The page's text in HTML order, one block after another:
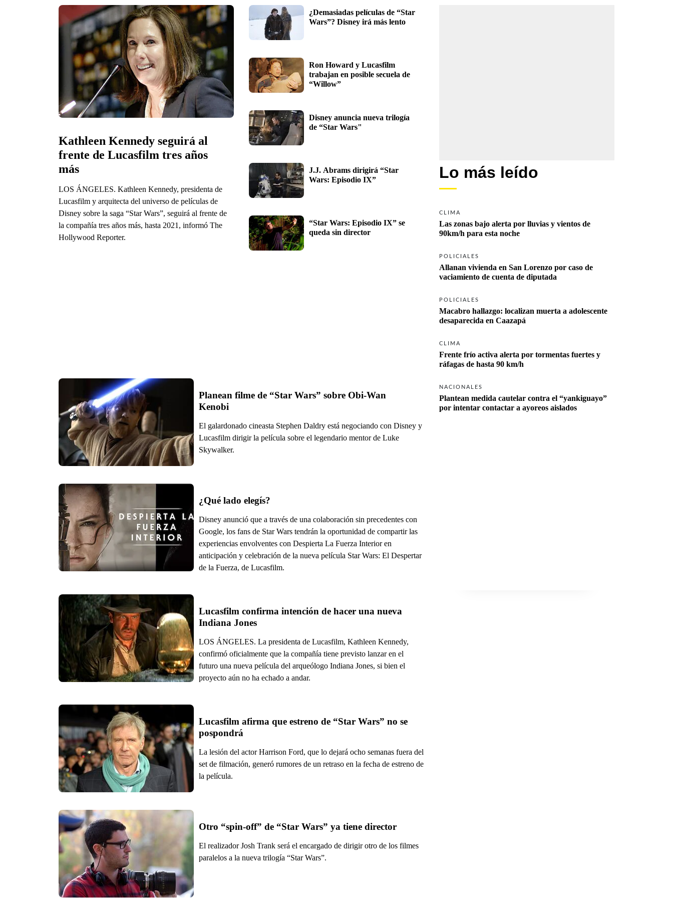
Kathleen Kennedy seguirá al
frente de Lucasfilm tres años
más
LOS ÁNGELES. Kathleen Kennedy, presidenta de
Lucasfilm y arquitecta del universo de películas de
Disney sobre la saga “Star Wars”, seguirá al frente de
la compañía tres años más, hasta 2021, informó The
Hollywood Reporter.
¿Demasiadas películas de “Star
Wars”? Disney irá más lento
Ron Howard y Lucasfilm
trabajan en posible secuela de
“Willow”
Disney anuncia nueva trilogía
de “Star Wars"
J.J. Abrams dirigirá “Star
Wars: Episodio IX”
“Star Wars: Episodio IX” se
queda sin director
Planean filme de “Star Wars” sobre Obi-Wan
Kenobi
El galardonado cineasta Stephen Daldry está negociando con Disney y
Lucasfilm dirigir la película sobre el legendario mentor de Luke
Skywalker.
¿Qué lado elegís?
Disney anunció que a través de una colaboración sin precedentes con
Google, los fans de Star Wars tendrán la oportunidad de compartir las
experiencias envolventes con Despierta La Fuerza Interior en
anticipación y celebración de la nueva película Star Wars: El Despertar
de la Fuerza, de Lucasfilm.
Lucasfilm confirma intención de hacer una nueva
Indiana Jones
LOS ÁNGELES. La presidenta de Lucasfilm, Kathleen Kennedy,
confirmó oficialmente que la compañía tiene previsto lanzar en el
futuro una nueva película del arqueólogo Indiana Jones, si bien el
proyecto aún no ha echado a andar.
Lucasfilm afirma que estreno de “Star Wars” no se
pospondrá
La lesión del actor Harrison Ford, que lo dejará ocho semanas fuera del
set de filmación, generó rumores de un retraso en la fecha de estreno de
la película.
Otro “spin-off” de “Star Wars” ya tiene director
El realizador Josh Trank será el encargado de dirigir otro de los filmes
paralelos a la nueva trilogía “Star Wars”.
Lo más leído
CLIMA
Las zonas bajo alerta por lluvias y vientos de
90km/h para esta noche
POLICIALES
Allanan vivienda en San Lorenzo por caso de
vaciamiento de cuenta de diputada
POLICIALES
Macabro hallazgo: localizan muerta a adolescente
CLIMA
Frente frío activa alerta por tormentas fuertes y
ráfagas de hasta 90 km/h
NACIONALES
Plantean medida cautelar contra el “yankiguayo”
por intentar contactar a ayoreos aislados